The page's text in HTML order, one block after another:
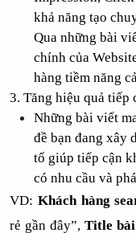
khả năng tạo
Qua những bài
chính của
hàng tiềm năng
3. Tăng hiệu quả tiếp
Những bài viết
đề bạn đang xây
tố giúp tiếp cận
có nhu cầu và
VD: Khách hàng
rẻ gần đây”, Title